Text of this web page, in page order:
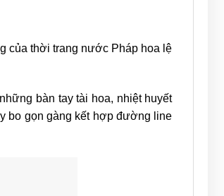
của thời trang nước Pháp hoa lệ
bàn tay tài hoa, nhiệt huyết
bo gọn gàng kết hợp đường line